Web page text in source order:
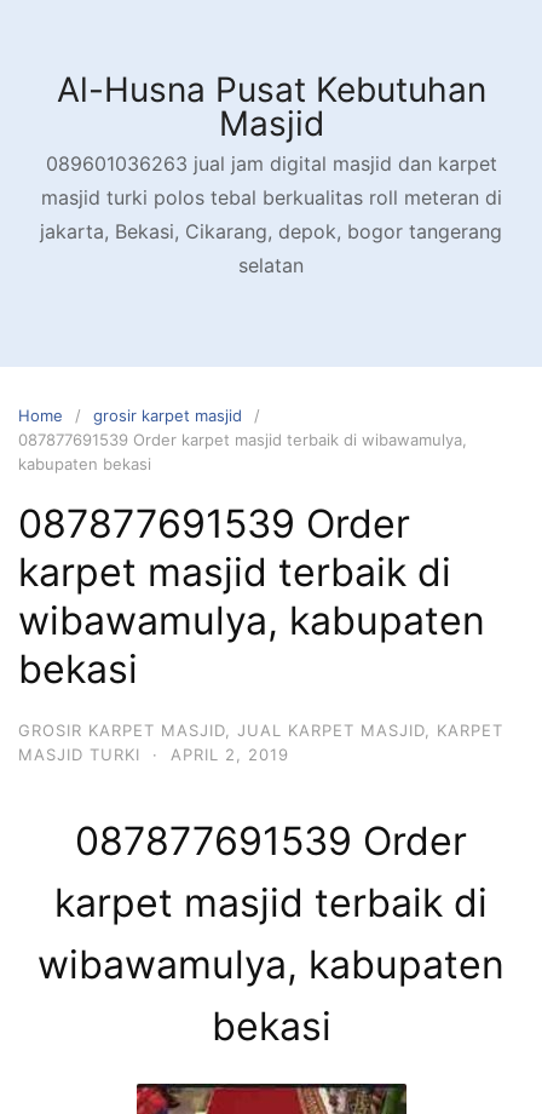
contentAl-Husna Pusat Kebutuhan
Masjid
089601036263 jual jam digital masjid dan karpet
masjid turki polos tebal berkualitas roll meteran di
jakarta, Bekasi, Cikarang, depok, bogor tangerang
selatan
Home
grosir karpet masjid
087877691539 Order karpet masjid terbaik di wibawamulya,
kabupaten bekasi
087877691539 Order
karpet masjid terbaik di
wibawamulya, kabupaten
bekasi
GROSIR KARPET MASJID JUAL KARPET MASJID
KARPET
MASJID TURKI
· APRIL 2, 2019
087877691539 Order
karpet masjid terbaik di
wibawamulya, kabupaten
bekasi